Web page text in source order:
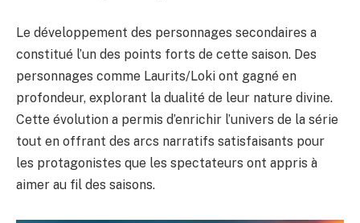
Le développement des personnages secondaires a
constitué l’un des points forts de cette saison. Des
personnages comme Laurits/Loki ont gagné en
profondeur, explorant la dualité de leur nature divine.
Cette évolution a permis d’enrichir l’univers de la série
tout en offrant des arcs narratifs satisfaisants pour
les protagonistes que les spectateurs ont appris à
aimer au fil des saisons.